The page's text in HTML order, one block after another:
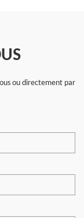
ou directement par